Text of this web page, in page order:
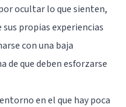
ocultar lo que sienten,
propias experiencias
con una baja
de que deben esforzarse
en el que hay poca